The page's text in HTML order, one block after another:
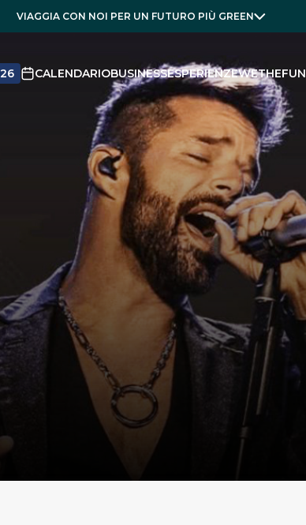
VIAGGIA CON NOI PER UN FUTURO PIÙ GREEN
CALENDARIOBUSINESSESPERIENZEWETHEFUN